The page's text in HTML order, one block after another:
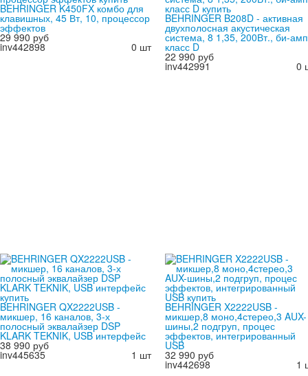
BEHRINGER K450FX комбо для
клавишных, 45 Вт, 10, процессор
эффектов
29 990 руб
0 шт
inv442898
BEHRINGER B208D - активная
двухполосная акустическая
система, 8 1,35, 200Вт., би-
класс D
22 990 руб
0
inv442991
BEHRINGER QX2222USB -
микшер, 16 каналов, 3-х
полосный эквалайзер DSP
KLARK TEKNIK, USB интерфейс
38 990 руб
1 шт
inv445635
BEHRINGER X2222USB -
микшер,8 моно,4стерео,3 AUX-
шины,2 подгруп, процес
эффектов, интегрированный
USB
32 990 руб
1
inv442698